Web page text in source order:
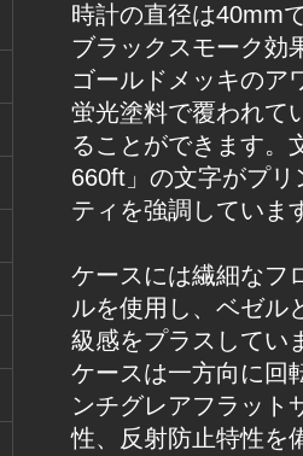
時計の直径は40mm
ブラックスモーク効
ゴールドメッキのア
蛍光塗料で覆われて
ることができます。
660ft」の文字がプ
ティを強調していま
ケースには繊細なフ
ルを使用し、ベゼル
級感をプラスしてい
ケースは一方向に回
ンチグレアフラット
性、反射防止特性を